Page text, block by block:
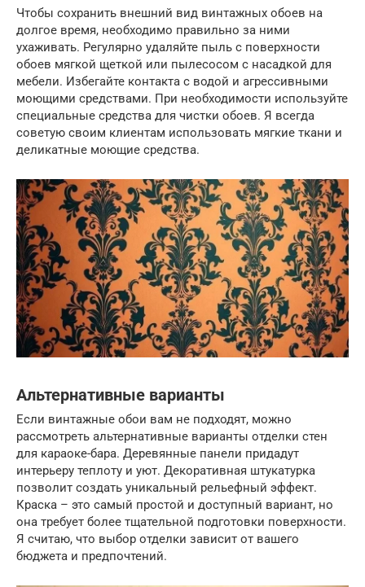
Чтобы сохранить внешний вид винтажных обоев на
долгое время, необходимо правильно за ними
ухаживать. Регулярно удаляйте пыль с поверхности
обоев мягкой щеткой или пылесосом с насадкой для
мебели. Избегайте контакта с водой и агрессивными
моющими средствами. При необходимости используйте
специальные средства для чистки обоев. Я всегда
советую своим клиентам использовать мягкие ткани и
деликатные моющие средства.
Альтернативные варианты
Если винтажные обои вам не подходят, можно
рассмотреть альтернативные варианты отделки стен
для караоке-бара. Деревянные панели придадут
интерьеру теплоту и уют. Декоративная штукатурка
позволит создать уникальный рельефный эффект.
Краска – это самый простой и доступный вариант, но
она требует более тщательной подготовки поверхности.
Я считаю, что выбор отделки зависит от вашего
бюджета и предпочтений.